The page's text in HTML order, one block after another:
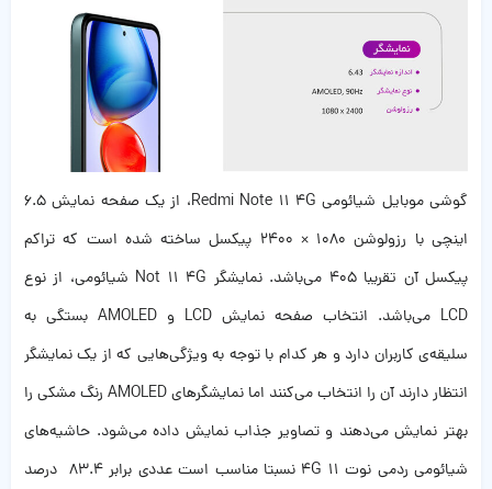
گوشی موبایل شیائومی Redmi Note 11 4G، از یک صفحه نمایش ۶.۵
اینچی با رزولوشن ۱۰۸۰ × ۲۴۰۰ پیکسل ساخته شده است که تراکم
پیکسل آن تقریبا ۴۰۵ می‌باشد‌. نمایشگر Not 11 4G شیائومی، از نوع
LCD می‌باشد. انتخاب صفحه نمایش LCD و AMOLED بستگی به
سلیقه‌ی کاربران دارد و هر کدام با توجه به ویژگی‌هایی که از یک نمایشگر
انتظار دارند آن را انتخاب می‌کنند اما نمایشگر‌های AMOLED رنگ‌ مشکی را
بهتر نمایش می‌دهند و تصاویر جذاب نمایش داده می‌شود. حاشیه‌های
شیائومی ردمی نوت ۱۱ 4G نسبتا مناسب است عددی برابر ۸۳.۴ درصد